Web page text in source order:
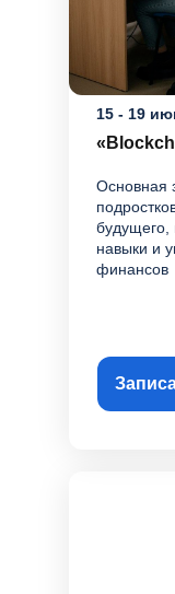
15 - 19
Основная
будущего,
навыки и
финансов